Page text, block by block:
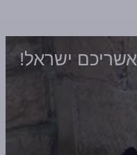
אשריכם ישראל!